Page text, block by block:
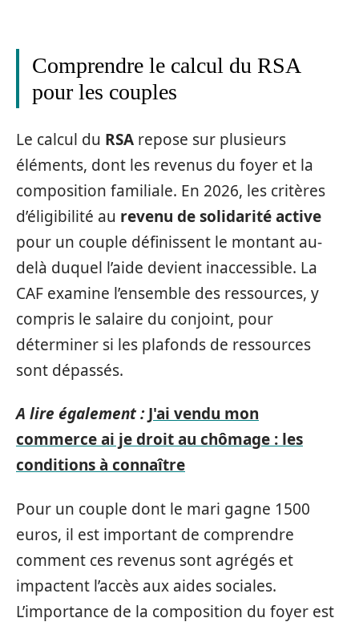
Comprendre le calcul du RSA
pour les couples
Le calcul du RSA repose sur plusieurs
éléments, dont les revenus du foyer et la
composition familiale. En 2026, les critères
d’éligibilité au revenu de solidarité active
pour un couple définissent le montant au-
delà duquel l’aide devient inaccessible. La
CAF examine l’ensemble des ressources, y
compris le salaire du conjoint, pour
déterminer si les plafonds de ressources
sont dépassés.
A lire également : J'ai vendu mon
commerce ai je droit au chômage : les
conditions à connaître
Pour un couple dont le mari gagne 1500
euros, il est important de comprendre
comment ces revenus sont agrégés et
impactent l’accès aux aides sociales.
L’importance de la composition du foyer est